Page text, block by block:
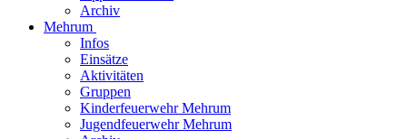
Archiv
Mehrum
Infos
Einsätze
Aktivitäten
Gruppen
Kinderfeuerwehr Mehrum
Jugendfeuerwehr Mehrum